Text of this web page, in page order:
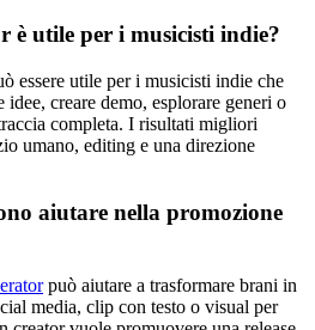
è utile per i musicisti indie?
essere utile per i musicisti indie che
creare demo, esplorare generi o
completa. I risultati migliori
umano, editing e una direzione
aiutare nella promozione
può aiutare a trasformare brani in
media, clip con testo o visual per